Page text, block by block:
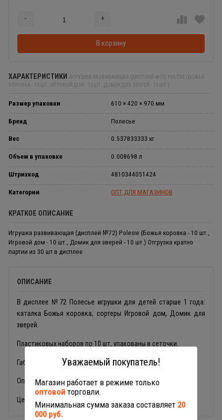
- +
В корзину
ХАРАКТЕРИСТИКИ ИГРУШКА РАЗВИВАЮЩАЯ (ДИСПЛЕЙ №72) POLESIE (БОЖЬЯ
КОРОВКА - 10 ШТ., ИГРОВОЙ ДОМ - 10 ШТ., ДОМИК ДЛЯ ЗВЕРЕЙ - 10 ШТ.)
Размер упаковки 610 × 420 × 970 мм
Бренд Полесье
Вес 0.537833333 кг
Объем в упаковке 0.008698 л
Штрихкод 4810344051424
Категории ОПТ ДЛЯ МАГАЗИНОВ
КРАТКОЕ ОПИСАНИЕ
Игрушка развивающая (дисплей №72) Polesie (Божья коровка - 10 шт.,
Игровой дом - 10 шт., Домик для зверей - 10 шт.) Отгрузка кратно
партии из 30 шт в дисплее
ОПИСАНИЕ
В дисплее №72 Полесье игрушки для детей старше 1 года:
каталка Божья коровка, сортеры Игровой дом, Домик для
зверей.
Пластиковых наборов по 10 шт, упакованы в сеточки.
Габариты 61х42х97 см.
Оптовая партия для детских учреждений, магазинов.
Цена указана дисплей ( 30 шт игрушек)
Уважаемый покупатель!
Магазин работает в режиме только
оптовой торговли.
Минимальная сумма заказа составляет 20
000 руб.